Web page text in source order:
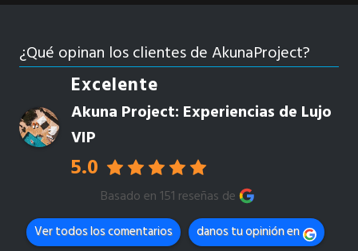
¿Qué opinan los clientes de AkunaProject?
Excelente
Akuna Project: Experiencias de Lujo
VIP
5.0
Basado en 151 reseñas de
Ver todos los comentarios danos tu opinión en